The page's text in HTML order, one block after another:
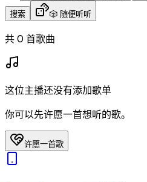
搜索 🎲 随便听听
共 0 首歌曲
这位主播还没有添加歌单
你可以先许愿一首想听的歌。
许愿一首歌